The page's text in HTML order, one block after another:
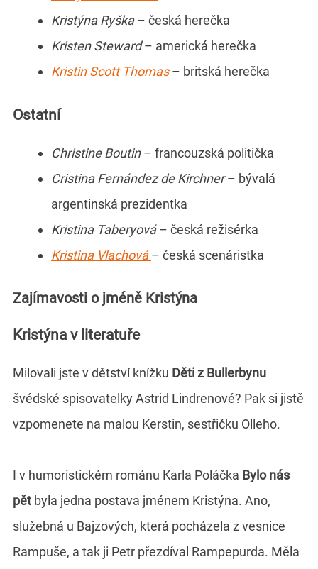
Kristýna Ryška– česká herečka
Kristen Steward– americká herečka
Kristin Scott Thomas – britská herečka
Ostatní
Christine Boutin– francouzská politička
Cristina Fernández de Kirchner– bývalá
argentinská prezidentka
Kristina Taberyová– česká režisérka
Kristina Vlachová – česká scenáristka
Zajímavosti o jméně Kristýna
Kristýna v literatuře
Milovali jste v dětství knížku Děti z Bullerbynu
švédské spisovatelky Astrid Lindrenové? Pak si jistě
vzpomenete na malou Kerstin, sestřičku Olleho.
I v humoristickém románu Karla Poláčka Bylo nás
pět byla jedna postava jménem Kristýna. Ano,
služebná u Bajzových, která pocházela z vesnice
Rampuše, a tak ji Petr přezdíval Rampepurda. Měla